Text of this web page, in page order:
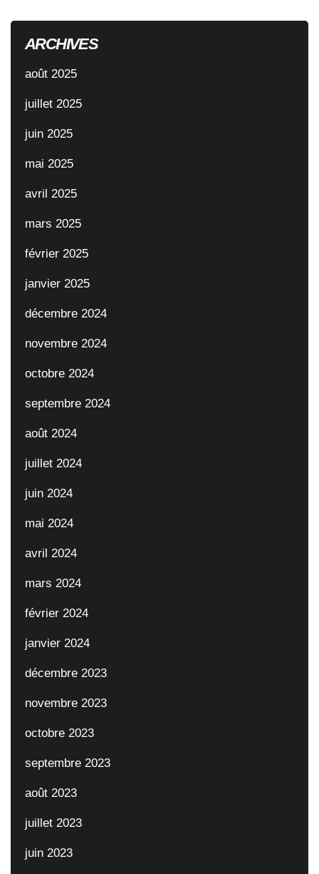
ARCHIVES
août 2025
juillet 2025
juin 2025
mai 2025
avril 2025
mars 2025
février 2025
janvier 2025
décembre 2024
novembre 2024
octobre 2024
septembre 2024
août 2024
juillet 2024
juin 2024
mai 2024
avril 2024
mars 2024
février 2024
janvier 2024
décembre 2023
novembre 2023
octobre 2023
septembre 2023
août 2023
juillet 2023
juin 2023